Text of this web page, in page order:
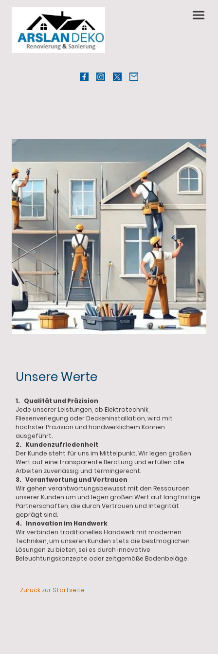
Unsere Werte
1. Qualität und Präzision
Jede unserer Leistungen, ob Elektrotechnik,
Fliesenverlegung oder Deckeninstallation, wird mit
höchster Präzision und handwerklichem Können
ausgeführt.
2. Kundenzufriedenheit
Der Kunde steht für uns im Mittelpunkt. Wir legen großen
Wert auf eine transparente Beratung und erfüllen alle
Arbeiten zuverlässig und termingerecht.
3. Verantwortung und Vertrauen
Wir gehen verantwortungsbewusst mit den Ressourcen
unserer Kunden um und legen großen Wert auf langfristige
Partnerschaften, die durch Vertrauen und Integrität
geprägt sind.
4. Innovation im Handwerk
Wir verbinden traditionelles Handwerk mit modernen
Techniken, um unseren Kunden stets die bestmöglichen
Lösungen zu bieten, sei es durch innovative
Beleuchtungskonzepte oder zeitgemäße Bodenbeläge.
Zurück zur Startseite